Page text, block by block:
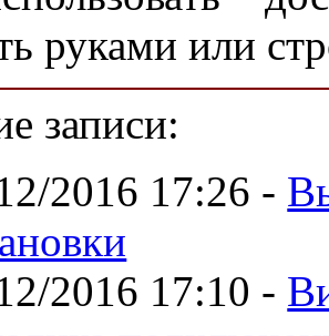
руками или
записи:
2016 17:26 -
2016 17:10 -